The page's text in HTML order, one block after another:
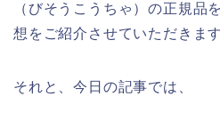
（びそうこうちゃ）の正規品
想をご紹介させていただきます
それと、今日の記事では、